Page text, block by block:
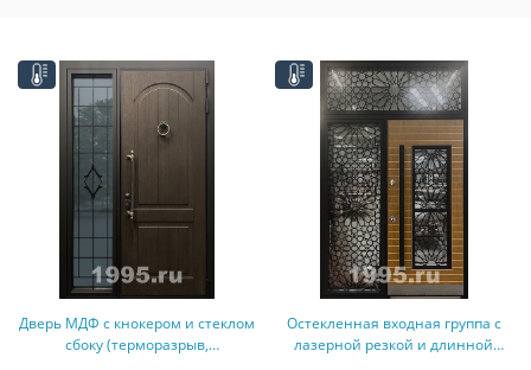
Дверь МДФ с кнокером и стеклом
сбоку (терморазрыв,
Остекленная входная группа с
лазерной резкой и длинной